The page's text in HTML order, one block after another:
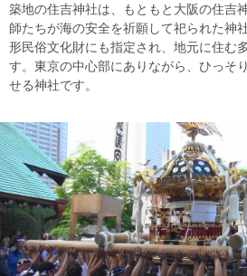
築地の住吉神社は、もともと大阪の住吉
師たちが海の安全を祈願して祀られた神
形民俗文化財にも指定され、地元に住む
す。東京の中心部にありながら、ひっそ
せる神社です。